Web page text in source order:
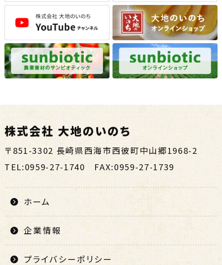
株式会社 大地のいのち
〒851-3302 長崎県西海市西彼町中山郷1968-2
TEL:0959-27-1740 FAX:0959-27-1739
ホーム
企業情報
プライバシーポリシー